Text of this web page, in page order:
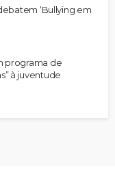
‘Bullying em
programa de
à juventude